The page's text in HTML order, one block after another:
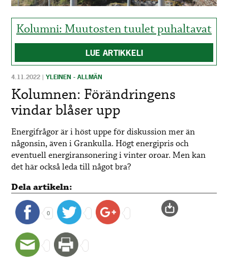
Kolumni: Muutosten tuulet puhaltavat
LUE ARTIKKELI
4.11.2022 |YLEINEN - ALLMÄN
Kolumnen: Förändringens
vindar blåser upp
Energifrågor är i höst uppe för diskussion mer än
någonsin, även i Grankulla. Högt energipris och
eventuell energiransonering i vinter oroar. Men kan
det här också leda till något bra?
Dela artikeln:
0